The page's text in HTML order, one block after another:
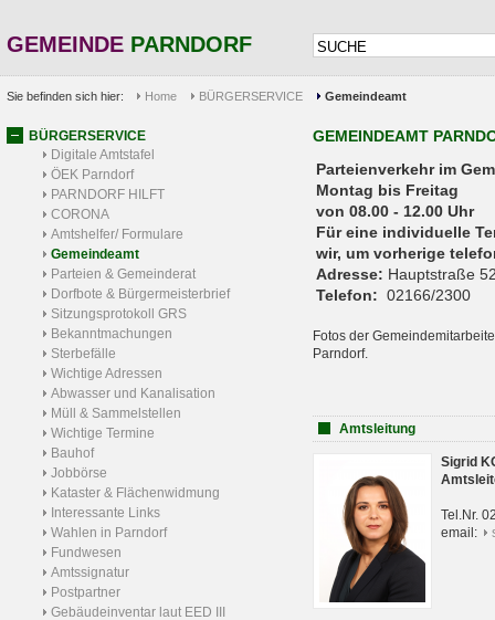
GEMEINDE PARNDORF
Sie befinden sich hier: Home BÜRGERSERVICE Gemeindeamt
BÜRGERSERVICE
Digitale Amtstafel
ÖEK Parndorf
PARNDORF HILFT
CORONA
Amtshelfer/ Formulare
Gemeindeamt
Parteien & Gemeinderat
Dorfbote & Bürgermeisterbrief
Sitzungsprotokoll GRS
Bekanntmachungen
Sterbefälle
Wichtige Adressen
Abwasser und Kanalisation
Müll & Sammelstellen
Wichtige Termine
Bauhof
Jobbörse
Kataster & Flächenwidmung
Interessante Links
Wahlen in Parndorf
Fundwesen
Amtssignatur
Postpartner
Gebäudeinventar laut EED III
GEMEINDEAMT
Parteienverkehr
Montag bis Freitag
von 08.00 - 12.00 Uhr
Für eine individuelle
wir, um vorherige
Adresse: Hauptstraße
Telefon: 02166/2300
Fotos der
Parndorf.
Amtsleitung
Sigrid
Tel.Nr.
email: